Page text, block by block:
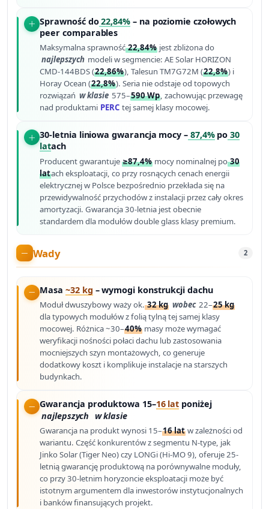
Sprawność do22,84% – na poziomie czołowych
peer comparables
Maksymalna sprawność22,84% jest zbliżona do
najlepszych modeli w segmencie: AE Solar HORIZON
CMD-144BDS (22,86%), Talesun TM7G72M (22,8%) i
Horay Ocean (22,8%). Seria nie odstaje od topowych
rozwiązań w klasie 575–590 Wp, zachowując przewagę
nad produktami PERC tej samej klasy mocowej.
30-letnia liniowa gwarancja mocy –87,4%po 30
latach
Producent gwarantuje≥87,4% mocy nominalnej po30
latach eksploatacji, co przy rosnących cenach energii
elektrycznej w Polsce bezpośrednio przekłada się na
przewidywalność przychodów z instalacji przez cały okres
amortyzacji. Gwarancja 30-letnia jest obecnie
standardem dla modułów double glass klasy premium.
Wady 2
Masa~32 kg – wymogi konstrukcji dachu
Moduł dwuszybowy waży ok.32 kg wobec 22–25 kg
dla typowych modułów z folią tylną tej samej klasy
mocowej. Różnica ~30–40% masy może wymagać
weryfikacji nośności połaci dachu lub zastosowania
mocniejszych szyn montażowych, co generuje
dodatkowy koszt i komplikuje instalacje na starszych
budynkach.
Gwarancja produktowa 15–16 lat poniżej
najlepszych w klasie
Gwarancja na produkt wynosi 15–16 lat w zależności od
wariantu. Część konkurentów z segmentu N-type, jak
Jinko Solar (Tiger Neo) czy LONGi (Hi-MO 9), oferuje 25-
letnią gwarancję produktową na porównywalne moduły,
co przy 30-letnim horyzoncie eksploatacji może być
istotnym argumentem dla inwestorów instytucjonalnych
i banków finansujących projekt.